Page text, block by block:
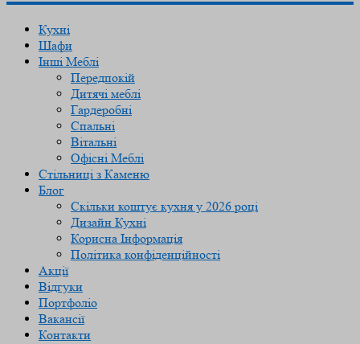
Кухні
Шафи
Інші Меблі
Передпокій
Дитячі меблі
Гардеробні
Спальні
Вітальні
Офісні Меблі
Стільниці з Каменю
Блог
Скільки коштує кухня у 2026 році
Дизайн Кухні
Корисна Інформація
Політика конфіденційності
Акції
Відгуки
Портфоліо
Вакансії
Контакти